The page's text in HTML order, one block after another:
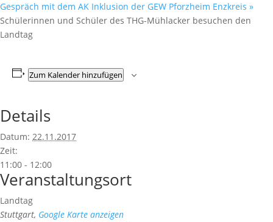
Gespräch mit dem AK Inklusion der GEW Pforzheim Enzkreis »
Schülerinnen und Schüler des THG-Mühlacker besuchen den
Landtag
Zum Kalender hinzufügen
Details
Datum: 22.11.2017
Zeit:
11:00 - 12:00
Veranstaltungsort
Landtag
Stuttgart, Google Karte anzeigen